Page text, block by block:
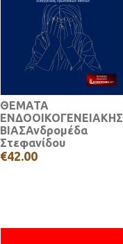
ΘΕΜΑΤΑ
ΕΝΔΟΟΙΚΟΓΕΝΕΙΑΚΗΣ
ΒΙΑΣΑνδρομέδα
Στεφανίδου
€42.00